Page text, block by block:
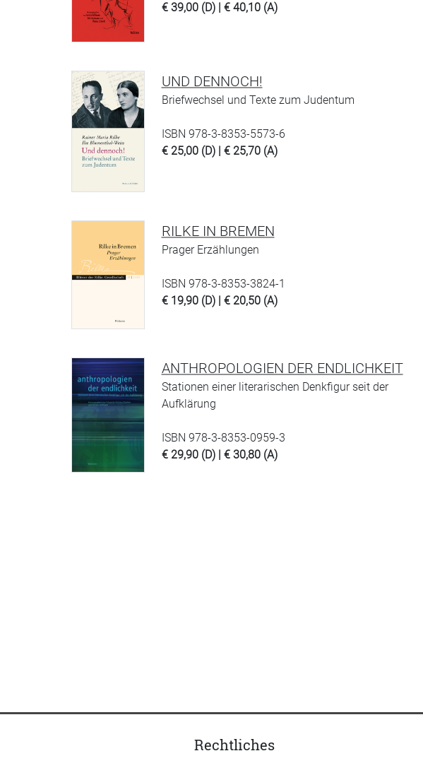
€ 39,00 (D) | € 40,10 (A)
UND DENNOCH!
Briefwechsel und Texte zum Judentum
ISBN 978-3-8353-5573-6
€ 25,00 (D) | € 25,70 (A)
RILKE IN BREMEN
Prager Erzählungen
ISBN 978-3-8353-3824-1
€ 19,90 (D) | € 20,50 (A)
ANTHROPOLOGIEN DER ENDLICHKEIT
Stationen einer literarischen Denkfigur seit der
Aufklärung
ISBN 978-3-8353-0959-3
€ 29,90 (D) | € 30,80 (A)
Rechtliches